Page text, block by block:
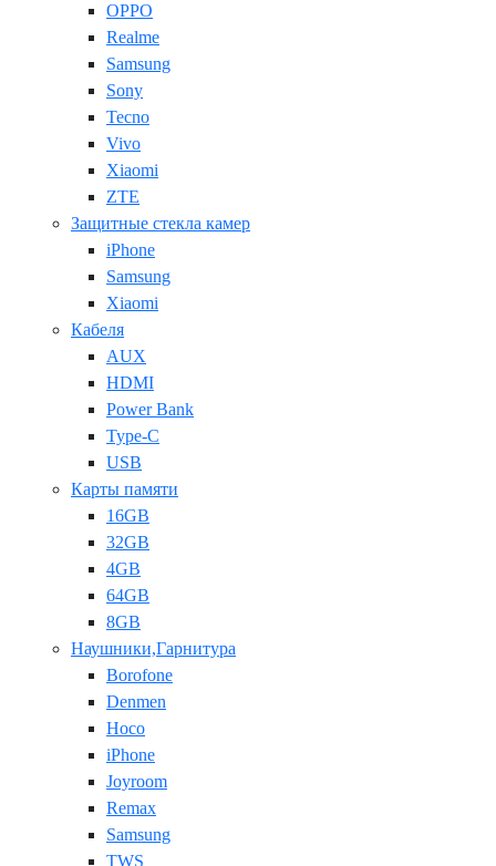
OPPO
Realme
Samsung
Sony
Tecno
Vivo
Xiaomi
ZTE
Защитные стекла камер
iPhone
Samsung
Xiaomi
Кабеля
AUX
HDMI
Power Bank
Type-C
USB
Карты памяти
16GB
32GB
4GB
64GB
8GB
Наушники,Гарнитура
Borofone
Denmen
Hoco
iPhone
Joyroom
Remax
Samsung
TWS